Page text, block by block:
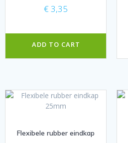
€ 3,35
ADD TO CART
Flexibele rubber eindkap